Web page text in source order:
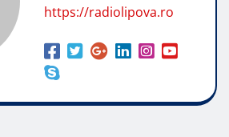
https://radiolipova.ro